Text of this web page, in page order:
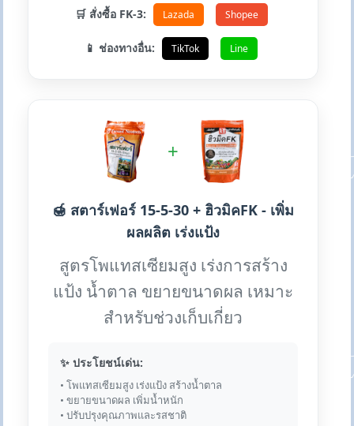
🛒 สั่งซื้อ FK-3: Lazada Shopee
📱 ช่องทางอื่น: TikTok Line
+
🍯 สตาร์เฟอร์ 15-5-30 + ฮิวมิคFK - เพิ่ม
ผลผลิต เร่งแป้ง
สูตรโพแทสเซียมสูง เร่งการสร้าง
แป้ง น้ำตาล ขยายขนาดผล เหมาะ
สำหรับช่วงเก็บเกี่ยว
✨ ประโยชน์เด่น:
• โพแทสเซียมสูง เร่งแป้ง สร้างน้ำตาล
• ขยายขนาดผล เพิ่มน้ำหนัก
• ปรับปรุงคุณภาพและรสชาติ